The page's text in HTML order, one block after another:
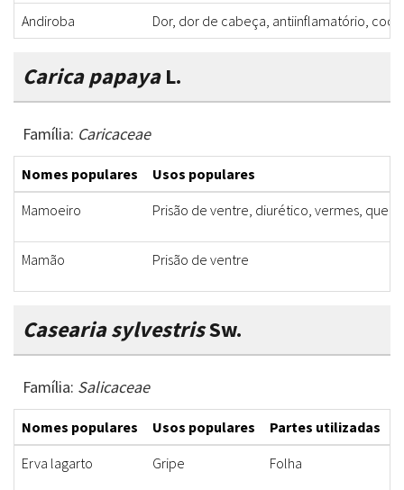
Andiroba Dor, dor de cabeça, antiinflamatório,
Carica papayaL.
Família: Caricaceae
Nomes populares
Usos populares
Mamoeiro
Prisão de ventre, diurético, vermes,
Mamão Prisão de ventre
Casearia sylvestrisSw.
Família: Salicaceae
Nomes populares Usos populares Partes utilizadas
Erva lagarto
Gripe Folha